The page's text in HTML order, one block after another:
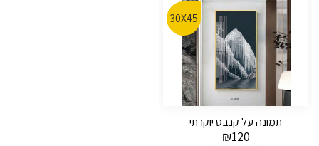
30X45
תמונה על קנבס יוקרתי
₪120